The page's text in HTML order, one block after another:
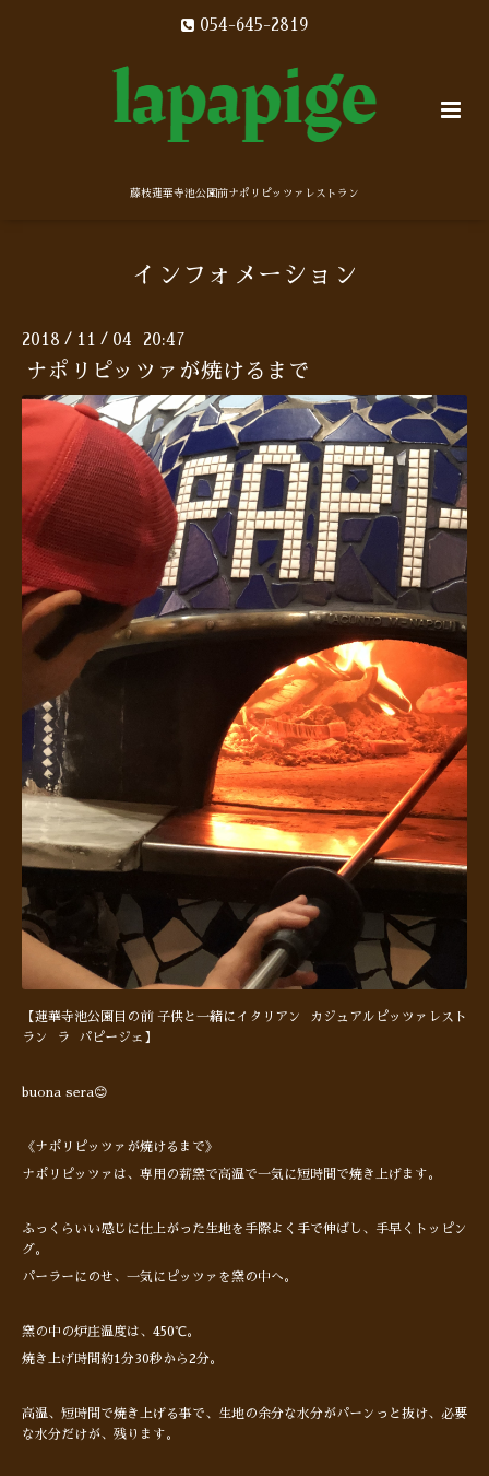
054-645-2819
藤枝蓮華寺池公園前ナポリピッツァレストラン
インフォメーション
2018 / 11 / 04 20:47
ナポリピッツァが焼けるまで
【蓮華寺池公園目の前 子供と一緒にイタリアン カジュアルピッツァレスト
ラン ラ パピージェ】
buona sera😊
《ナポリピッツァが焼けるまで》
ナポリピッツァは、専用の薪窯で高温で一気に短時間で焼き上げます。
ふっくらいい感じに仕上がった生地を手際よく手で伸ばし、手早くトッピン
グ。
パーラーにのせ、一気にピッツァを窯の中へ。
窯の中の炉庄温度は、450℃。
焼き上げ時間約1分30秒から2分。
高温、短時間で焼き上げる事で、生地の余分な水分がパーンっと抜け、必要
な水分だけが、残ります。